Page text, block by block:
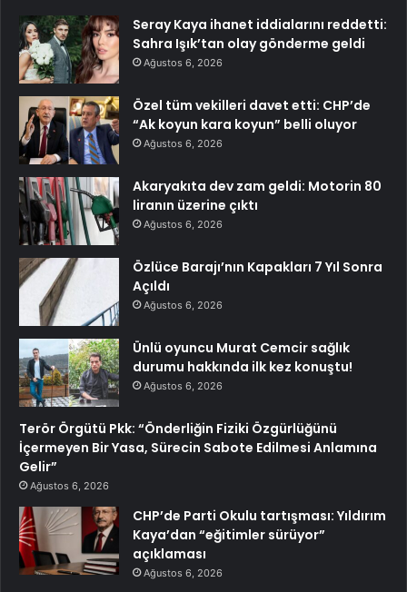
Seray Kaya ihanet iddialarını reddetti:
Sahra Işık’tan olay gönderme geldi
Ağustos 6, 2026
Özel tüm vekilleri davet etti: CHP’de
“Ak koyun kara koyun” belli oluyor
Ağustos 6, 2026
Akaryakıta dev zam geldi: Motorin 80
liranın üzerine çıktı
Ağustos 6, 2026
Özlüce Barajı’nın Kapakları 7 Yıl Sonra
Açıldı
Ağustos 6, 2026
Ünlü oyuncu Murat Cemcir sağlık
durumu hakkında ilk kez konuştu!
Ağustos 6, 2026
Terör Örgütü Pkk: “Önderliğin Fiziki Özgürlüğünü
İçermeyen Bir Yasa, Sürecin Sabote Edilmesi Anlamına
Gelir”
Ağustos 6, 2026
CHP’de Parti Okulu tartışması: Yıldırım
Kaya’dan “eğitimler sürüyor”
açıklaması
Ağustos 6, 2026